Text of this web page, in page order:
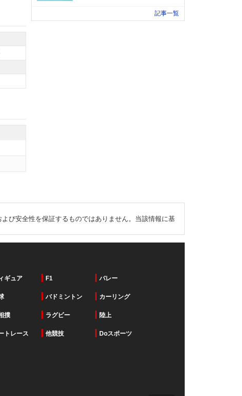
記事一覧
び安全性を保証するものではありません。当該情報に基
ギュア F1 バレー
バドミントン カーリング
撲 ラグビー 陸上
トレース 他競技 Doスポーツ